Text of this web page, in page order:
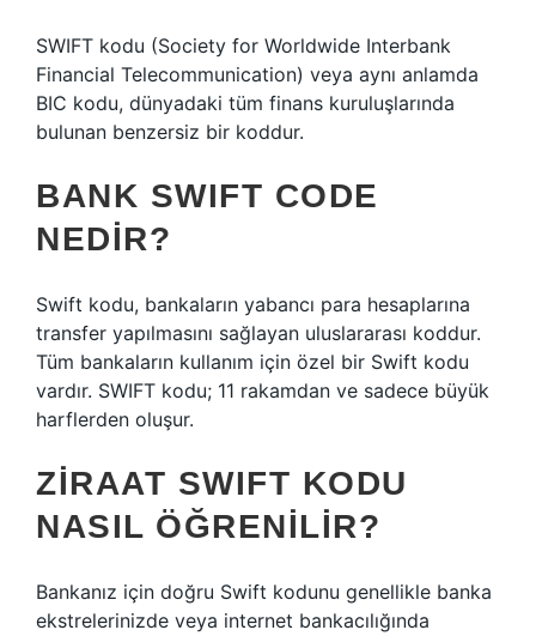
SWIFT kodu (Society for Worldwide Interbank
Financial Telecommunication) veya aynı anlamda
BIC kodu, dünyadaki tüm finans kuruluşlarında
bulunan benzersiz bir koddur.
BANK SWIFT CODE
NEDIR?
Swift kodu, bankaların yabancı para hesaplarına
transfer yapılmasını sağlayan uluslararası koddur.
Tüm bankaların kullanım için özel bir Swift kodu
vardır. SWIFT kodu; 11 rakamdan ve sadece büyük
harflerden oluşur.
ZIRAAT SWIFT KODU
NASIL ÖĞRENILIR?
Bankanız için doğru Swift kodunu genellikle banka
ekstrelerinizde veya internet bankacılığında